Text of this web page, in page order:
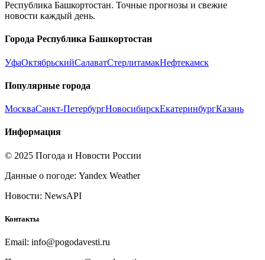
Республика Башкортостан. Точные прогнозы и свежие
новости каждый день.
Города Республика Башкортостан
УфаОктябрьскийСалаватСтерлитамакНефтекамск
Популярные города
МоскваСанкт-ПетербургНовосибирскЕкатеринбургКазань
Информация
© 2025 Погода и Новости России
Данные о погоде: Yandex Weather
Новости: NewsAPI
Контакты
Email: info@pogodavesti.ru